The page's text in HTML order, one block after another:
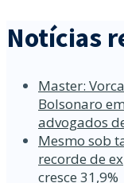
Notícias
Master:
Bolsonaro
advogados
Mesmo sob
recorde de
cresce 31,9%